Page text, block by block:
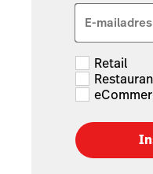
E-mailadres
Retail